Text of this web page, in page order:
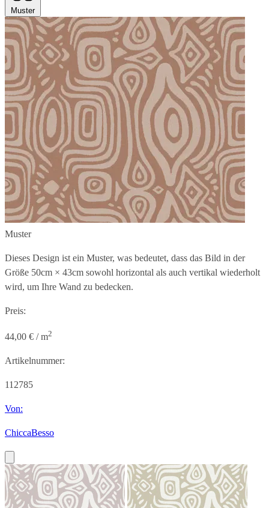
Muster
Muster
Dieses Design ist ein Muster, was bedeutet, dass das Bild in der
Größe 50cm × 43cm sowohl horizontal als auch vertikal wiederholt
wird, um Ihre Wand zu bedecken.
Preis:
44,00 € / m2
Artikelnummer:
112785
Von:
ChiccaBesso